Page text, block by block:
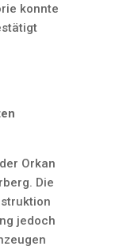
konnte
Orkan
Die
jedoch